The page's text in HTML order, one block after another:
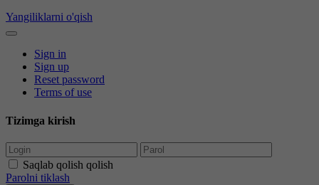
Yangiliklarni o'qish
Sign in
Sign up
Reset password
Terms of use
Tizimga kirish
Saqlab qolish qolish
Parolni tiklash